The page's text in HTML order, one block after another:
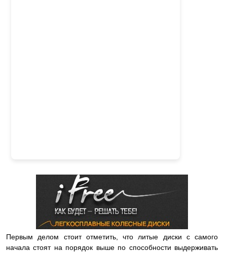
Первым делом стоит отметить, что литые диски с самого
начала стоят на порядок выше по способности выдерживать